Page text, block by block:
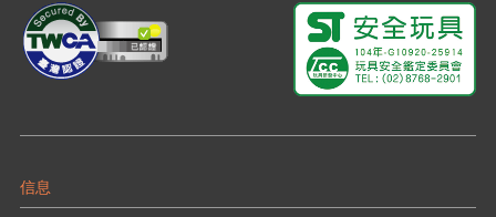
信息